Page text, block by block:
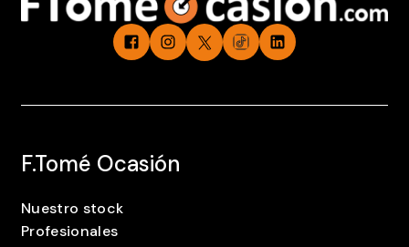
F.Tomé Ocasión
Nuestro stock
Profesionales